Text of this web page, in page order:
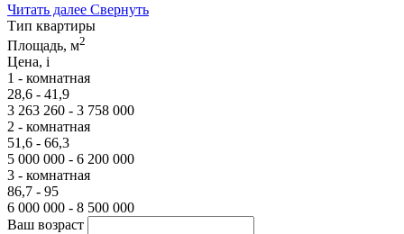
Читать далее Свернуть
Тип квартиры
Площадь, м2
Цена, i
1 - комнатная
28,6 - 41,9
3 263 260 - 3 758 000
2 - комнатная
51,6 - 66,3
5 000 000 - 6 200 000
3 - комнатная
86,7 - 95
6 000 000 - 8 500 000
Ваш возраст